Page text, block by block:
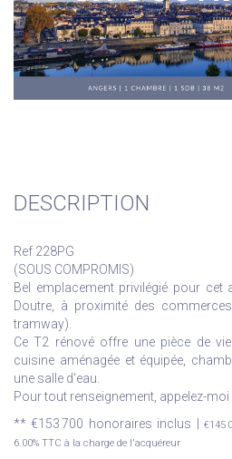
DESCRIPTION
Ref 228PG
(SOUS COMPROMIS)
Bel emplacement privilégié pour cet
Doutre, à proximité des
tramway).
Ce T2 rénové offre une pièce de
cuisine aménagée et équipée,
une salle d'eau.
Pour tout renseignement, appelez-
** €153 700 honoraires inclus |€145
6.00% TTC à la charge de l'acquéreur